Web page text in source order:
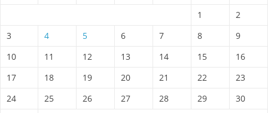
1
2
3
4 5 6 7 8
9
10
11 12 13 14 15
16
17
18 19 20 21 22
23
24
25 26 27 28 29
30